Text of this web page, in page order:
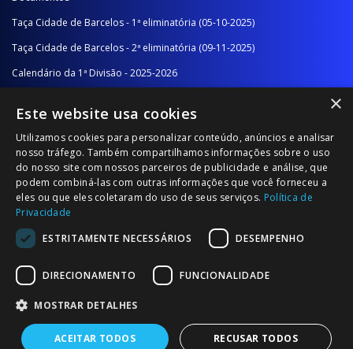
Taça Cidade de Barcelos - 1ª eliminatória (05-10-2025)
Taça Cidade de Barcelos - 2ª eliminatória (09-11-2025)
Calendário da 1ª Divisão - 2025-2026
Calendário da 2ª Divisão - Série B - 2025-2026
Calendário da Época
NOTÍCIAS/COMUNICADOS
Notícias
Comunicados
© 2026 Associação Futebol Popular Barcelos
×
Este website usa cookies
Utilizamos cookies para personalizar conteúdo, anúncios e analisar
nosso tráfego. Também compartilhamos informações sobre o uso
do nosso site com nossos parceiros de publicidade e análise, que
podem combiná-las com outras informações que você forneceu a
eles ou que eles coletaram do uso de seus serviços. Política de
Privacidade
ESTRITAMENTE NECESSÁRIOS
DESEMPENHO
DIRECIONAMENTO FUNCIONALIDADE
MOSTRAR DETALHES
ACEITAR TODOS RECUSAR TODOS